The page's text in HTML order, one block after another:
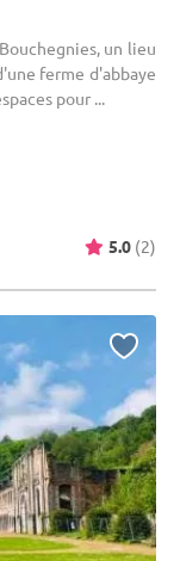
un lieu
ferme d'abbaye
pour ...
5.0 (2)